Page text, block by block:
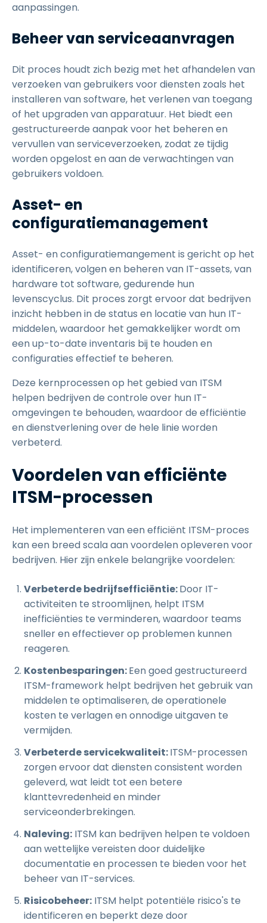
aanpassingen.
Beheer van serviceaanvragen
Dit proces houdt zich bezig met het afhandelen van
verzoeken van gebruikers voor diensten zoals het
installeren van software, het verlenen van toegang
of het upgraden van apparatuur. Het biedt een
gestructureerde aanpak voor het beheren en
vervullen van serviceverzoeken, zodat ze tijdig
worden opgelost en aan de verwachtingen van
gebruikers voldoen.
Asset- en
configuratiemanagement
Asset- en configuratiemangement is gericht op het
identificeren, volgen en beheren van IT-assets, van
hardware tot software, gedurende hun
levenscyclus. Dit proces zorgt ervoor dat bedrijven
inzicht hebben in de status en locatie van hun IT-
middelen, waardoor het gemakkelijker wordt om
een up-to-date inventaris bij te houden en
configuraties effectief te beheren.
Deze kernprocessen op het gebied van ITSM
helpen bedrijven de controle over hun IT-
omgevingen te behouden, waardoor de efficiëntie
en dienstverlening over de hele linie worden
verbeterd.
Voordelen van efficiënte
ITSM-processen
Het implementeren van een efficiënt ITSM-proces
kan een breed scala aan voordelen opleveren voor
bedrijven. Hier zijn enkele belangrijke voordelen:
Verbeterde bedrijfsefficiëntie:Door IT-
activiteiten te stroomlijnen, helpt ITSM
inefficiënties te verminderen, waardoor teams
sneller en effectiever op problemen kunnen
reageren.
Kostenbesparingen:Een goed gestructureerd
ITSM-framework helpt bedrijven het gebruik van
middelen te optimaliseren, de operationele
kosten te verlagen en onnodige uitgaven te
vermijden.
Verbeterde servicekwaliteit:ITSM-processen
zorgen ervoor dat diensten consistent worden
geleverd, wat leidt tot een betere
klanttevredenheid en minder
serviceonderbrekingen.
Naleving: ITSM kan bedrijven helpen te voldoen
aan wettelijke vereisten door duidelijke
documentatie en processen te bieden voor het
beheer van IT-services.
Risicobeheer: ITSM helpt potentiële risico's te
identificeren en beperkt deze door